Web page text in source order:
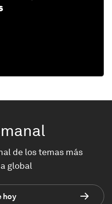
de los temas más
global
hoy